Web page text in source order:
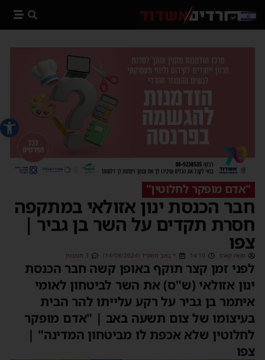
פתח
"אדם מופקר לחלוטין"
חבר הכנסת ינון אזולאי במתקפה
חסרת תקדים על השר בן גביר |
צפו
משה קאהן 14:10 י׳ באב תשפ״ד (14/08/2024) 3 תגובות
לפני זמן קצר תוקף באופן קשה חבר הכנסת
ינון אזולאי (ש"ס) את השר לביטחון לאומי
איתמר בן גביר על רקע עלייתו להר הבית
בעיצומו של צום תשעה באב | "אדם מופקר
לחלוטין שלא אכפת לו מביטחון המדינה" |
צפו